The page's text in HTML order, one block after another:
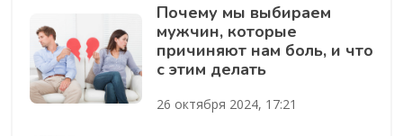
Почему мы выбираем
мужчин, которые
причиняют нам боль, и что
с этим делать
26 октября 2024, 17:21